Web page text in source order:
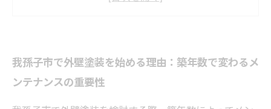
我孫子市で賢く外壁塗装をするための費用節約
見えた違いと工夫
我孫子市で費用を抑えつつ長持ちする外壁塗装
を成功させる秘訣
我孫子市で外壁塗装を始める理由：築年数で変わるメ
ンテナンスの重要性